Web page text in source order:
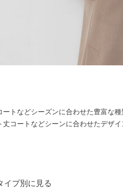
トなどシーズンに合わせた豊富な種
コートなどシーンに合わせたデザ
イプ別に見る